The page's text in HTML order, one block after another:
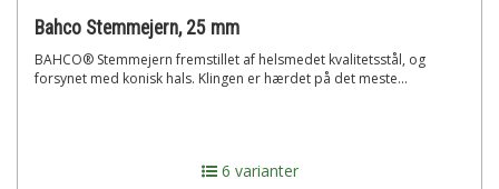
Bahco Stemmejern, 25 mm
BAHCO® Stemmejern fremstillet af helsmedet kvalitetsstål, og
forsynet med konisk hals. Klingen er hærdet på det meste...
6 varianter